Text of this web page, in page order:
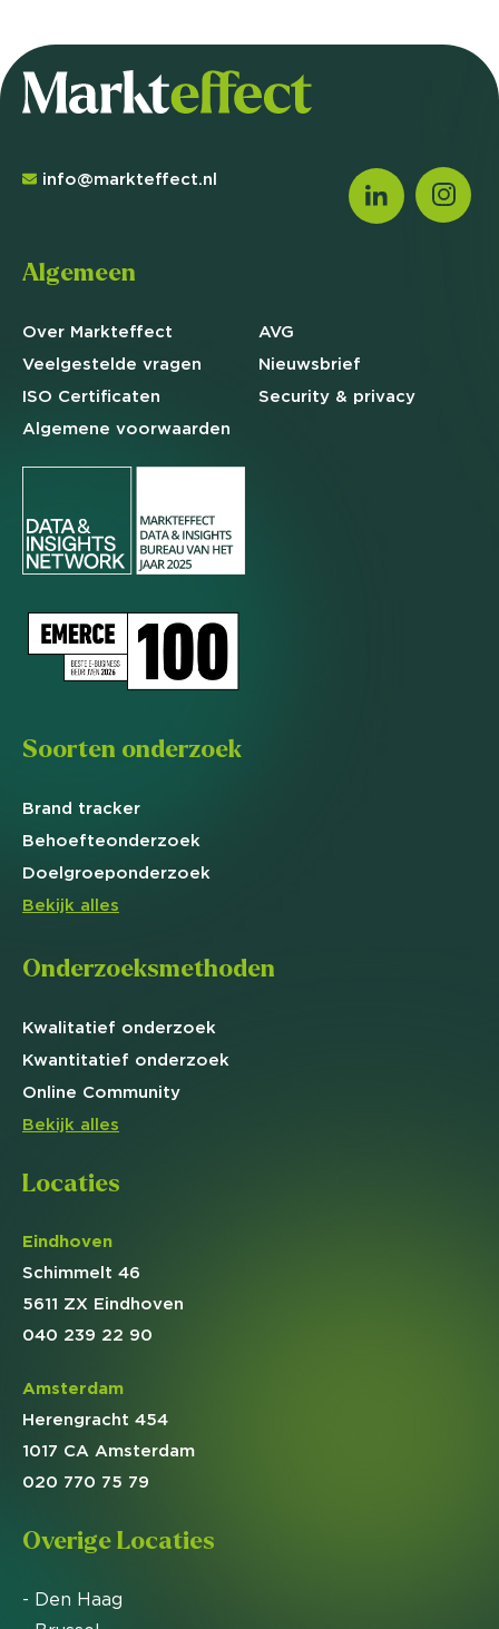
info@markteffect.nl
Algemeen
Over Markteffect
Veelgestelde vragen
ISO Certificaten
Algemene voorwaarden
AVG
Nieuwsbrief
Security & privacy
Soorten onderzoek
Brand tracker
Behoefteonderzoek
Doelgroeponderzoek
Bekijk alles
Onderzoeksmethoden
Kwalitatief onderzoek
Kwantitatief onderzoek
Online Community
Bekijk alles
Locaties
Eindhoven
Schimmelt 46
5611 ZX Eindhoven
040 239 22 90
Amsterdam
Herengracht 454
1017 CA Amsterdam
020 770 75 79
Overige Locaties
- Den Haag